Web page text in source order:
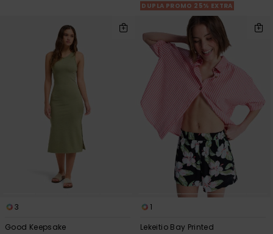
DUPLA PROMO 25% EXTRA
3
Good Keepsake
1
Lekeitio Bay Printed